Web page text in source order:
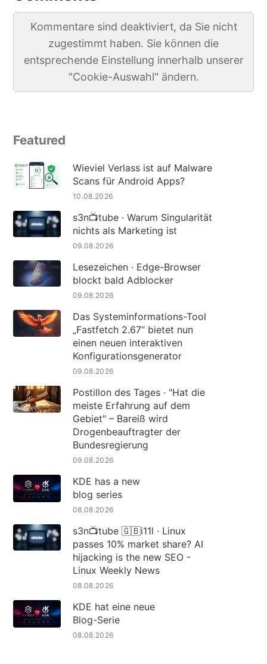
Kommentare sind deaktiviert, da Sie nicht
zugestimmt haben. Sie können die
entsprechende Einstellung innerhalb unserer
"Cookie-Auswahl" ändern.
Featured
Wieviel Verlass ist auf Malware
Scans für Android Apps?
10.08.2026
s3n📺tube · Warum Singularität
nichts als Marketing ist
09.08.2026
Lesezeichen · Edge-Browser
blockt bald Adblocker
09.08.2026
Das Systeminformations-Tool
„Fastfetch 2.67“ bietet nun
einen neuen interaktiven
Konfigurationsgenerator
09.08.2026
Postillon des Tages · "Hat die
meiste Erfahrung auf dem
Gebiet" – Bareiß wird
Drogenbeauftragter der
Bundesregierung
09.08.2026
KDE has a new
blog series
08.08.2026
s3n📺tube 🇬🇧i11l · Linux
passes 10% market share? AI
hijacking is the new SEO -
Linux Weekly News
08.08.2026
KDE hat eine neue
Blog-Serie
08.08.2026